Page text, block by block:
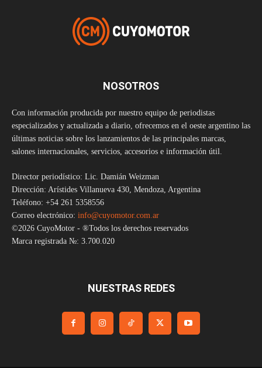
NOSOTROS
Con información producida por nuestro equipo de periodistas
especializados y actualizada a diario, ofrecemos en el oeste argentino las
últimas noticias sobre los lanzamientos de las principales marcas,
salones internacionales, servicios, accesorios e información útil.
Director periodístico: Lic. Damián Weizman
Dirección: Arístides Villanueva 430, Mendoza, Argentina
Teléfono: +54 261 5358556
Correo electrónico: info@cuyomotor.com.ar
©2026 CuyoMotor - ®Todos los derechos reservados
Marca registrada №: 3.700.020
NUESTRAS REDES